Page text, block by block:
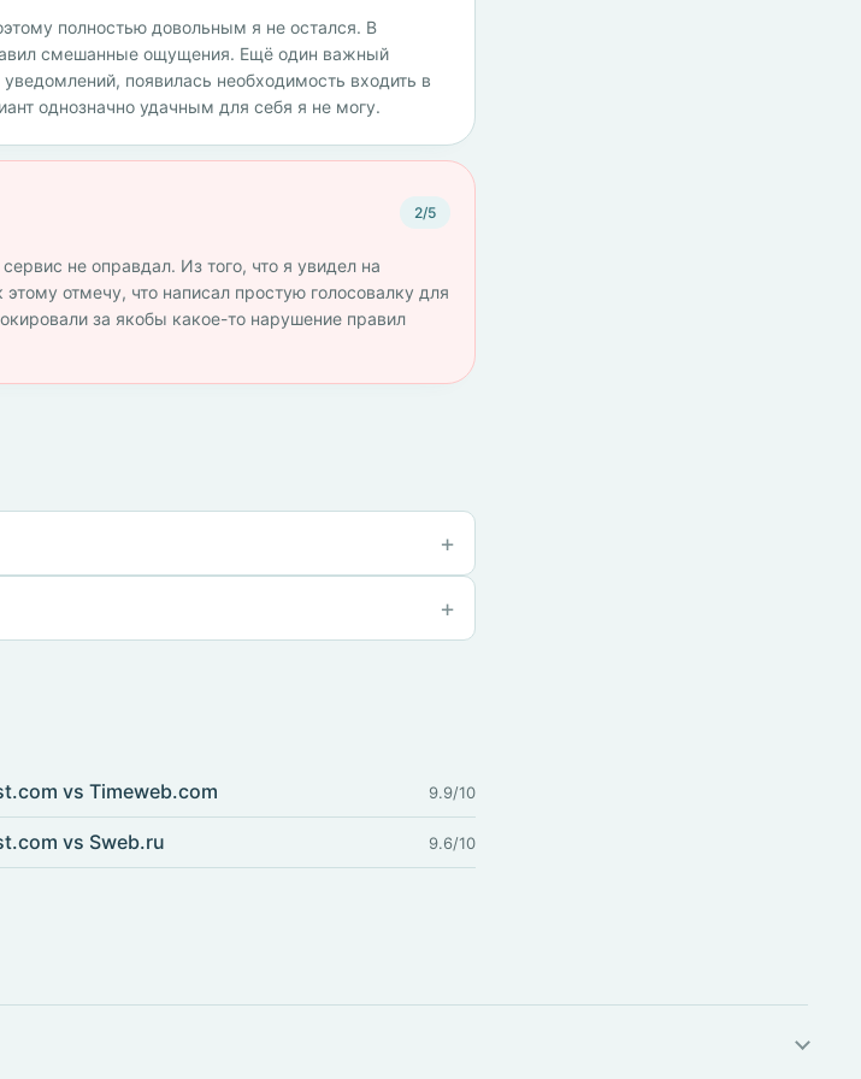
полностью довольным я не остался. В
смешанные ощущения. Ещё один важный
появилась необходимость входить в
однозначно удачным для себя я не могу.
2/5
не оправдал. Из того, что я увидел на
отмечу, что написал простую голосовалку для
за якобы какое-то нарушение правил
vs Timeweb.com 9.9/10
vs Sweb.ru 9.6/10